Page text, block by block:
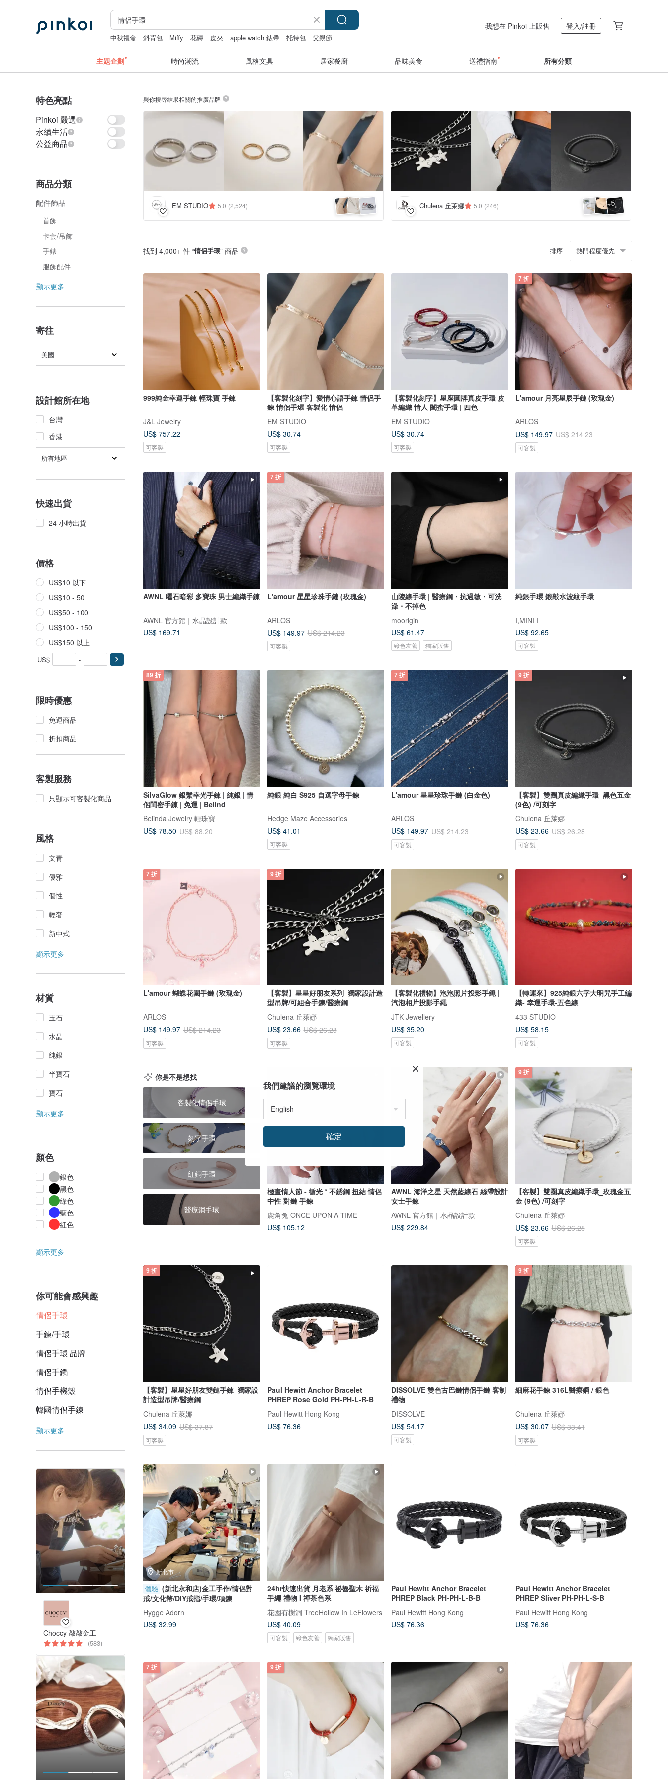
中秋禮盒 斜背包 Miffy 花磚 皮夾 apple watch 錶帶 托特包 父親節
我想在 Pinkoi 上販售 登入/註冊
主題企劃 時尚潮流 風格文具 居家餐廚 品味美食 送禮指南 所有分類
特色亮點
Pinkoi 嚴選
永續生活
公益商品
商品分類
配件飾品
首飾
卡套/吊飾
手錶
服飾配件
顯示更多
寄往
美國
設計館所在地
台灣
香港
所有地區
快速出貨
24 小時出貨
價格
US$10 以下
US$10 - 50
US$50 - 100
US$100 - 150
US$150 以上
US$ -
限時優惠
免運商品
折扣商品
客製服務
只顯示可客製化商品
風格
文青
優雅
個性
輕奢
新中式
顯示更多
材質
玉石
水晶
純銀
半寶石
寶石
顯示更多
顏色
銀色
黑色
綠色
藍色
紅色
顯示更多
你可能會感興趣
情侶手環
手鍊/手環
情侶手環 品牌
情侶手鐲
情侶手機殼
韓國情侶手鍊
顯示更多
Choccy 敲敲金工
(583)
與你搜尋結果相關的推廣品牌
EM STUDIO 5.0 (2,524) Chulena 丘萊娜 5.0 (246) +5
找到 4,000+ 件 “情侶手環” 商品 排序 熱門程度優先
999純金幸運手鍊 輕珠寶 手鍊
J&L Jewelry
US$ 757.22
可客製
【客製化刻字】愛情心語手鍊 情侶手
鍊 情侶手環 客製化 情侶
EM STUDIO
US$ 30.74
可客製
【客製化刻字】星座圓牌真皮手環 皮
革編織 情人 閨蜜手環 | 四色
EM STUDIO
US$ 30.74
可客製
7 折
L'amour 月亮星辰手鏈 (玫瑰金)
ARLOS
US$ 149.97 US$ 214.23
可客製
AWNL 曜石暗彩 多寶珠 男士編織手鍊
AWNL 官方館｜水晶設計款
US$ 169.71
7 折
L'amour 星星珍珠手鏈 (玫瑰金)
ARLOS
US$ 149.97 US$ 214.23
可客製
山陵線手環 | 醫療鋼・抗過敏・可洗
澡・不掉色
moorigin
US$ 61.47
綠色友善 獨家販售
純銀手環 鍛敲水波紋手環
I,MINI I
US$ 92.65
可客製
89 折
SilvaGlow 銀繫幸光手鍊 | 純銀 | 情
侶閨密手鍊 | 免運 | Belind
Belinda Jewelry 輕珠寶
US$ 78.50 US$ 88.20
純銀 純白 S925 自選字母手鍊
Hedge Maze Accessories
US$ 41.01
可客製
7 折
L'amour 星星珍珠手鏈 (白金色)
ARLOS
US$ 149.97 US$ 214.23
可客製
9 折
【客製】雙圈真皮編織手環_黑色五金
(9色) /可刻字
Chulena 丘萊娜
US$ 23.66 US$ 26.28
可客製
7 折
L'amour 蝴蝶花園手鏈 (玫瑰金)
ARLOS
US$ 149.97 US$ 214.23
可客製
9 折
【客製】星星好朋友系列_獨家設計造
型吊牌/可組合手鍊/醫療鋼
Chulena 丘萊娜
US$ 23.66 US$ 26.28
可客製
【客製化禮物】泡泡照片投影手繩 |
汽泡相片投影手繩
JTK Jewellery
US$ 35.20
可客製
【轉運來】925純銀六字大明咒手工編
織- 幸運手環-五色線
433 STUDIO
US$ 58.15
可客製
你是不是想找
客製化情侶手環
刻字手環
紅銅手環
醫療鋼手環
極晝情人節 - 循光 * 不銹鋼 扭結 情侶
中性 對鏈 手鍊
鹿角兔 ONCE UPON A TIME
US$ 105.12
AWNL 海洋之星 天然藍線石 絲帶設計
女士手鍊
AWNL 官方館｜水晶設計款
US$ 229.84
9 折
【客製】雙圈真皮編織手環_玫瑰金五
金 (9色) /可刻字
Chulena 丘萊娜
US$ 23.66 US$ 26.28
可客製
9 折
【客製】星星好朋友雙鏈手鍊_獨家設
計造型吊牌/醫療鋼
Chulena 丘萊娜
US$ 34.09 US$ 37.87
可客製
Paul Hewitt Anchor Bracelet
PHREP Rose Gold PH-PH-L-R-B
Paul Hewitt Hong Kong
US$ 76.36
DISSOLVE 雙色古巴鏈情侶手鏈 客制
禮物
DISSOLVE
US$ 54.17
可客製
9 折
細麻花手鍊 316L醫療鋼 / 銀色
Chulena 丘萊娜
US$ 30.07 US$ 33.41
可客製
新北市
體驗 (新北永和店)金工手作/情侶對
戒/文化幣/DIY戒指/手環/項鍊
Hygge Adorn
US$ 32.99
24hr快速出貨 月老系 祕魯聖木 祈福
手繩 禮物 I 禪茶色系
花園有樹洞 TreeHollow In LeFlowers
US$ 40.09
可客製 綠色友善 獨家販售
Paul Hewitt Anchor Bracelet
PHREP Black PH-PH-L-B-B
Paul Hewitt Hong Kong
US$ 76.36
Paul Hewitt Anchor Bracelet
PHREP Sliver PH-PH-L-S-B
Paul Hewitt Hong Kong
US$ 76.36
7 折 9 折
我們建議的瀏覽環境
確定